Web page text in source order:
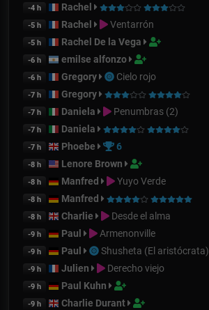
-4 h Rachel
-5 h Rachel Ventarrón
-5 h Rachel De la Vega
-6 h emilse alfonzo
-6 h Gregory Cielo rojo
-7 h Gregory
-7 h Daniela Penumbras (2)
-7 h Daniela
-7 h Phoebe 6
-8 h Lenore Brown
-8 h Manfred Yuyo Verde
-8 h Manfred
-8 h Charlie Desde el alma
-9 h Paul Armenonville
-9 h Paul Shusheta (El aristócrata)
-9 h Julien Derecho viejo
-9 h Paul Kuhn
-9 h Charlie Durant